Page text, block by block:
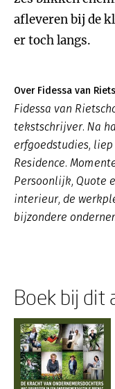
afleveren bij de
er toch langs.
Over Fidessa van
Fidessa van
tekstschrijver. Na
erfgoedstudies,
Residence.
Persoonlijk, Quote
interieur, de
bijzondere
Boek bij dit